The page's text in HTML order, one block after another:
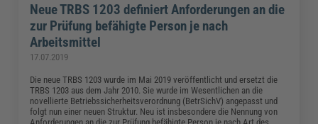
Neue TRBS 1203 definiert Anforderungen an die
zur Prüfung befähigte Person je nach
Arbeitsmittel
17.07.2019
Die neue TRBS 1203 wurde im Mai 2019 veröffentlicht und ersetzt die
TRBS 1203 aus dem Jahr 2010. Sie wurde im Wesentlichen an die
novellierte Betriebssicherheitsverordnung (BetrSichV) angepasst und
folgt nun einer neuen Struktur. Neu ist insbesondere die Nennung von